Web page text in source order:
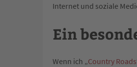
Internet und soziale
Ein
Wenn ich „Country Roads